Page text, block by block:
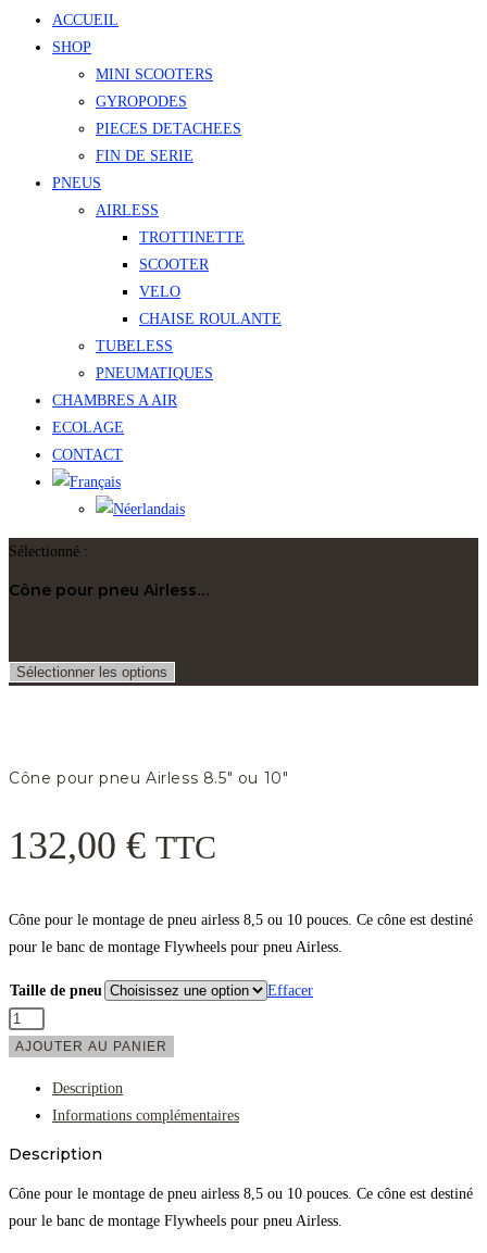
ACCUEIL
SHOP
MINI SCOOTERS
GYROPODES
PIECES DETACHEES
FIN DE SERIE
PNEUS
AIRLESS
TROTTINETTE
SCOOTER
VELO
CHAISE ROULANTE
TUBELESS
PNEUMATIQUES
CHAMBRES A AIR
ECOLAGE
CONTACT
Sélectionné :
Cône pour pneu Airless…
Sélectionner les options
Cône pour pneu Airless 8.5″ ou 10″
132,00 € TTC
Cône pour le montage de pneu airless 8,5 ou 10 pouces. Ce cône est destiné
pour le banc de montage Flywheels pour pneu Airless.
Taille de pneu
Effacer
quantité
de
Airless
AJOUTER AU PANIER
Description
Informations complémentaires
Description
Cône pour le montage de pneu airless 8,5 ou 10 pouces. Ce cône est destiné
pour le banc de montage Flywheels pour pneu Airless.